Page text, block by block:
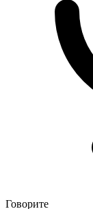
Говорите